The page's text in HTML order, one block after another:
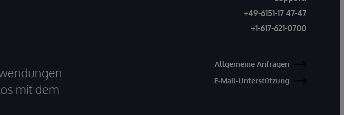
mit dem
+49-6151-17 47-47
+1-617-621-0700
Allgemeine Anfragen
E-Mail-Unterstützung